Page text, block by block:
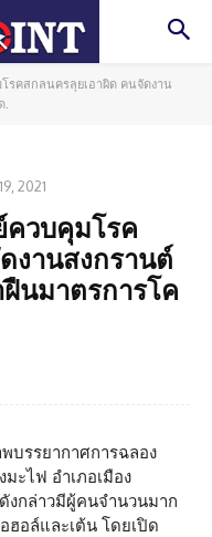
รคสกลนครลุยเอาผิด คนจัดงาน
2021
ควบคุมโรค
งานสงกรานต์
นมาตรการโค
บรรยากาศการฉลอง
ะไฟ อำเภอเมือง
งกล่าวมีผู้คนจำนวนมาก
ฮอล์และเต้น โดยเปิด